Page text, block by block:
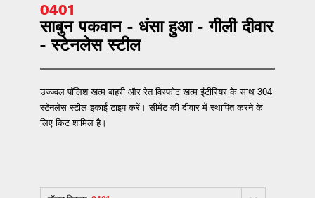
0401
साबुन पकवान - धंसा हुआ - गीली दीवार
- स्टेनलेस स्टील
उज्ज्वल पॉलिश खत्म बाहरी और रेत विस्फोट खत्म इंटीरियर के साथ 304
स्टेनलेस स्टील इकाई टाइप करें। सीमेंट की दीवार में स्थापित करने के
लिए किट शामिल है।